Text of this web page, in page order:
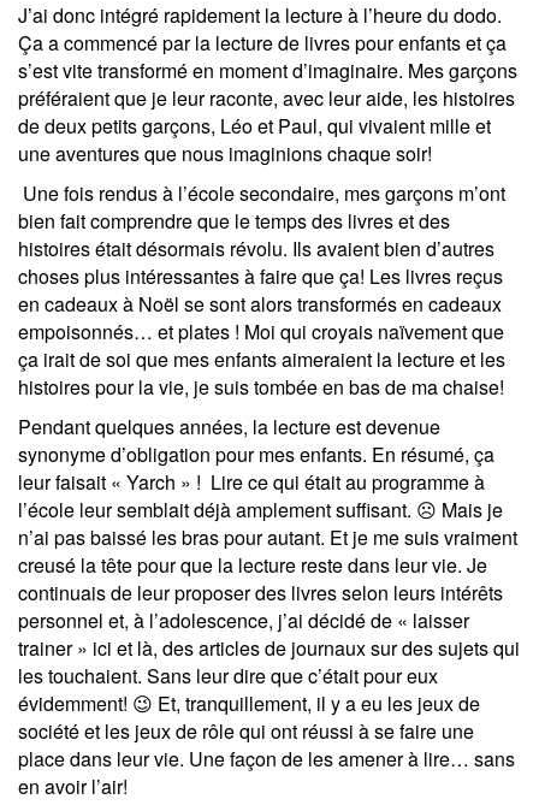
J’ai donc intégré rapidement la lecture à l’heure du dodo.
Ça a commencé par la lecture de livres pour enfants et ça
s’est vite transformé en moment d’imaginaire. Mes garçons
préféraient que je leur raconte, avec leur aide, les histoires
de deux petits garçons, Léo et Paul, qui vivaient mille et
une aventures que nous imaginions chaque soir!
Une fois rendus à l’école secondaire, mes garçons m’ont
bien fait comprendre que le temps des livres et des
histoires était désormais révolu. Ils avaient bien d’autres
choses plus intéressantes à faire que ça! Les livres reçus
en cadeaux à Noël se sont alors transformés en cadeaux
empoisonnés… et plates ! Moi qui croyais naïvement que
ça irait de soi que mes enfants aimeraient la lecture et les
histoires pour la vie, je suis tombée en bas de ma chaise!
Pendant quelques années, la lecture est devenue
synonyme d’obligation pour mes enfants. En résumé, ça
leur faisait « Yarch » ! Lire ce qui était au programme à
l’école leur semblait déjà amplement suffisant. ☹ Mais je
n’ai pas baissé les bras pour autant. Et je me suis vraiment
creusé la tête pour que la lecture reste dans leur vie. Je
continuais de leur proposer des livres selon leurs intérêts
personnel et, à l’adolescence, j’ai décidé de « laisser
trainer » ici et là, des articles de journaux sur des sujets qui
les touchaient. Sans leur dire que c’était pour eux
évidemment! 😉 Et, tranquillement, il y a eu les jeux de
société et les jeux de rôle qui ont réussi à se faire une
place dans leur vie. Une façon de les amener à lire… sans
en avoir l’air!